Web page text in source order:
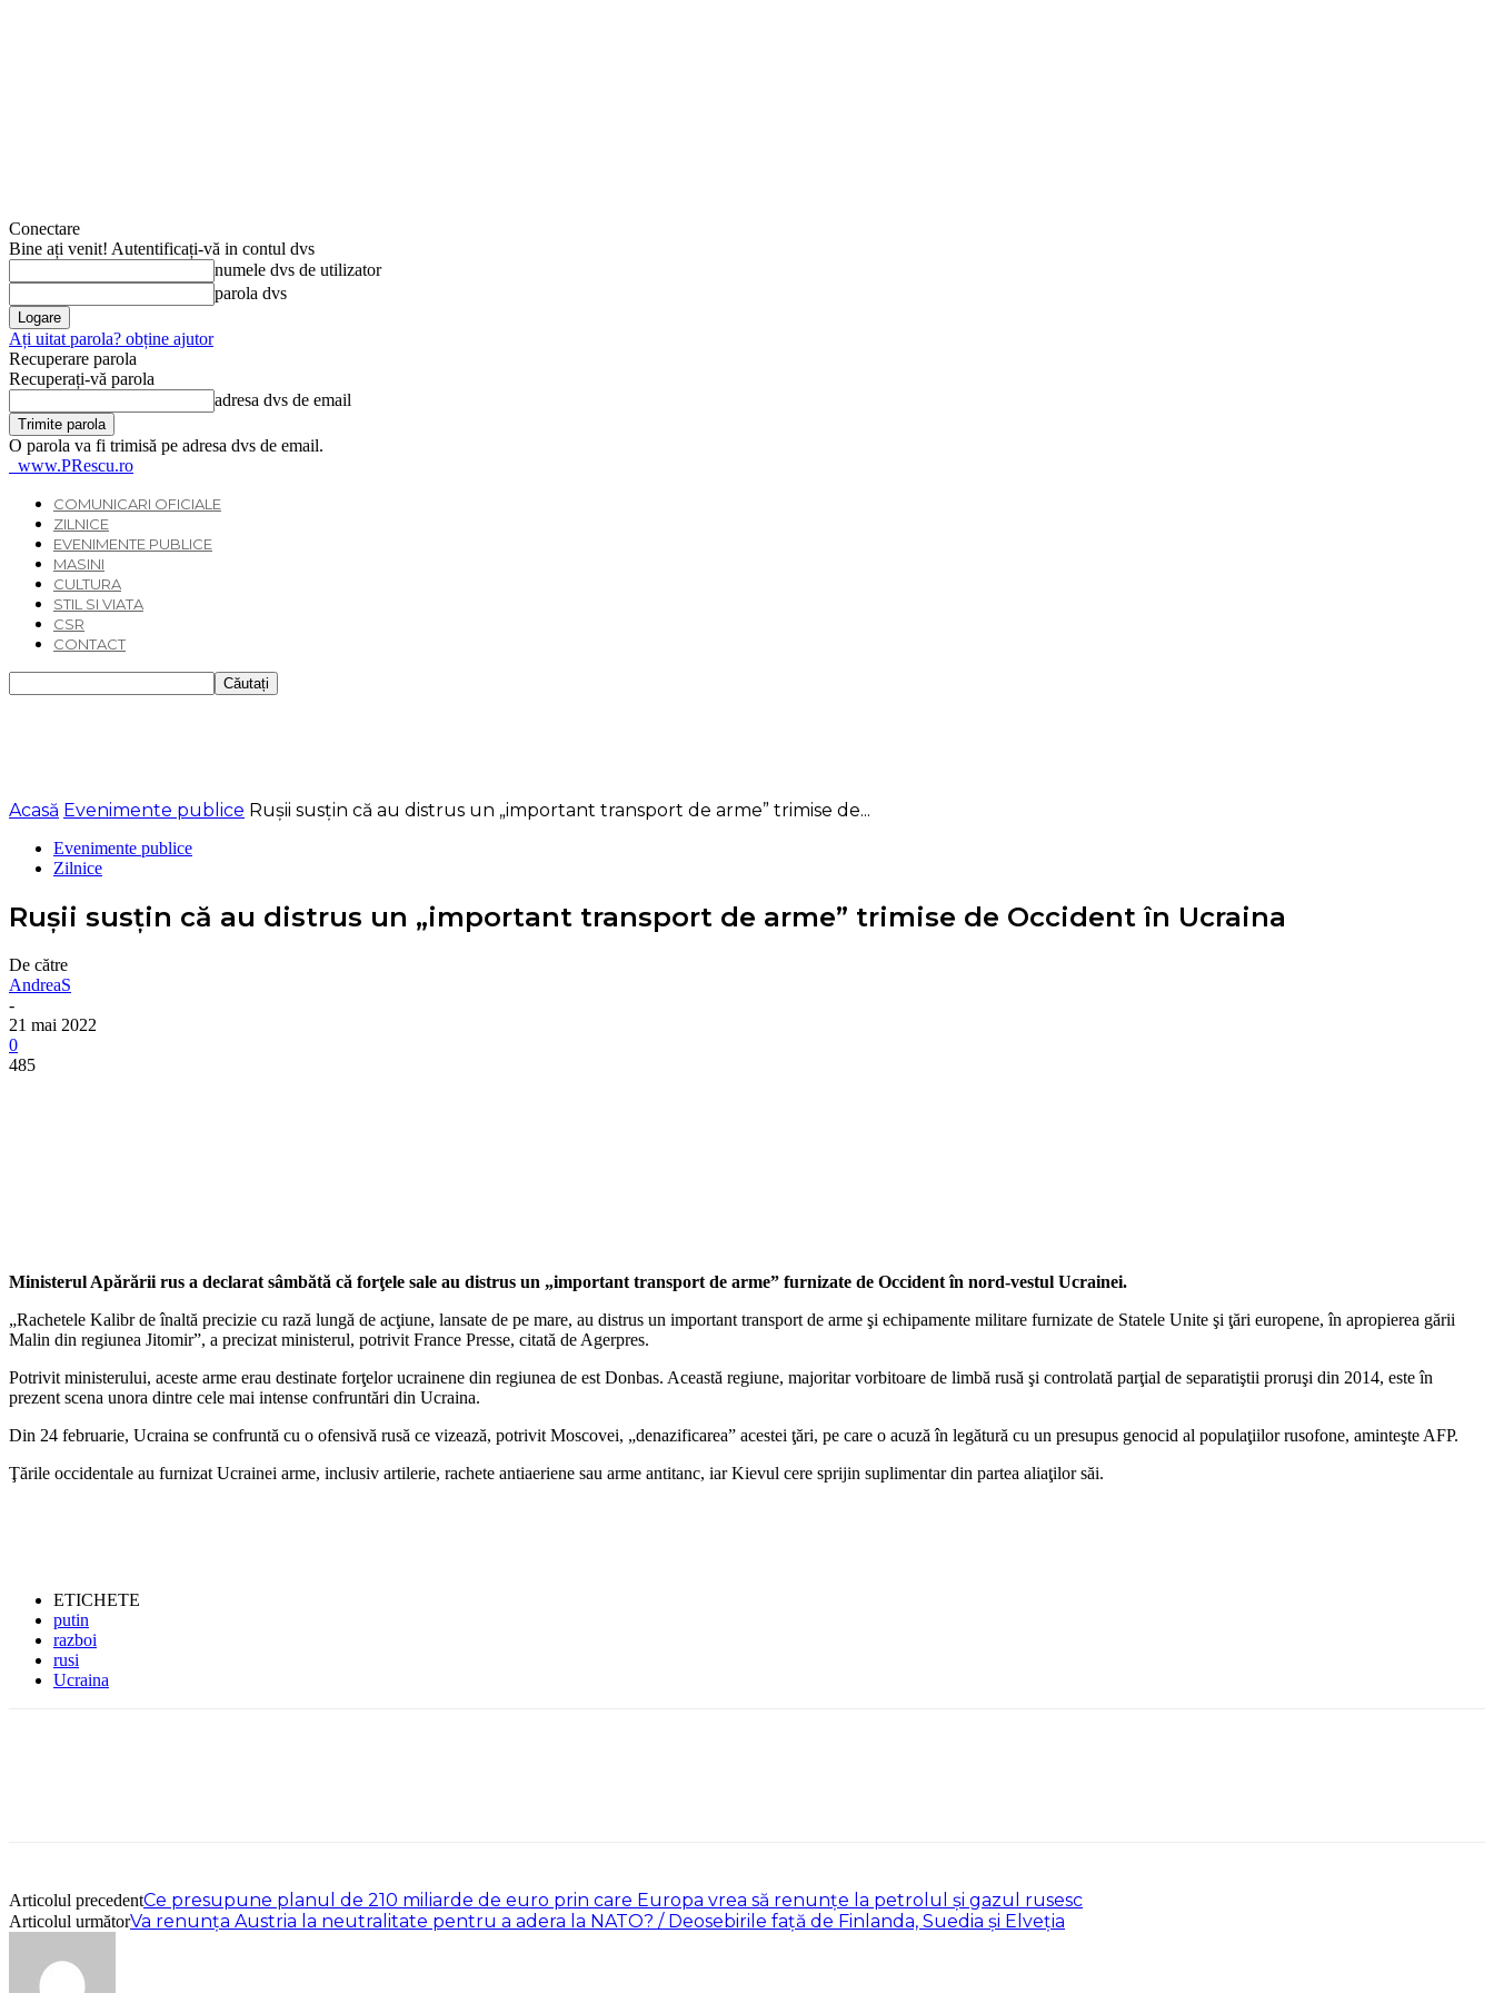
Conectare
Bine ați venit! Autentificați-vă in contul dvs
numele dvs de utilizator
parola dvs
Ați uitat parola? obține ajutor
Recuperare parola
Recuperați-vă parola
adresa dvs de email
O parola va fi trimisă pe adresa dvs de email.
www.PRescu.ro
COMUNICARI OFICIALE
ZILNICE
EVENIMENTE PUBLICE
MASINI
CULTURA
STIL SI VIATA
CSR
CONTACT
Acasă Evenimente publice Rușii susțin că au distrus un „important transport de arme” trimise de...
Evenimente publice
Zilnice
Rușii susțin că au distrus un „important transport de arme” trimise de Occident în Ucraina
De către
AndreaS
-
21 mai 2022
0
485
Ministerul Apărării rus a declarat sâmbătă că forţele sale au distrus un „important transport de arme” furnizate de Occident în nord-vestul Ucrainei.
„Rachetele Kalibr de înaltă precizie cu rază lungă de acţiune, lansate de pe mare, au distrus un important transport de arme şi echipamente militare furnizate de Statele Unite şi ţări europene, în apropierea gării
Malin din regiunea Jitomir”, a precizat ministerul, potrivit France Presse, citată de Agerpres.
Potrivit ministerului, aceste arme erau destinate forţelor ucrainene din regiunea de est Donbas. Această regiune, majoritar vorbitoare de limbă rusă şi controlată parţial de separatiştii proruşi din 2014, este în
prezent scena unora dintre cele mai intense confruntări din Ucraina.
Din 24 februarie, Ucraina se confruntă cu o ofensivă rusă ce vizează, potrivit Moscovei, „denazificarea” acestei ţări, pe care o acuză în legătură cu un presupus genocid al populaţiilor rusofone, aminteşte AFP.
Ţările occidentale au furnizat Ucrainei arme, inclusiv artilerie, rachete antiaeriene sau arme antitanc, iar Kievul cere sprijin suplimentar din partea aliaţilor săi.
ETICHETE
putin
razboi
rusi
Ucraina
Articolul precedentCe presupune planul de 210 miliarde de euro prin care Europa vrea să renunțe la petrolul și gazul rusesc
Articolul următorVa renunța Austria la neutralitate pentru a adera la NATO? / Deosebirile față de Finlanda, Suedia și Elveția